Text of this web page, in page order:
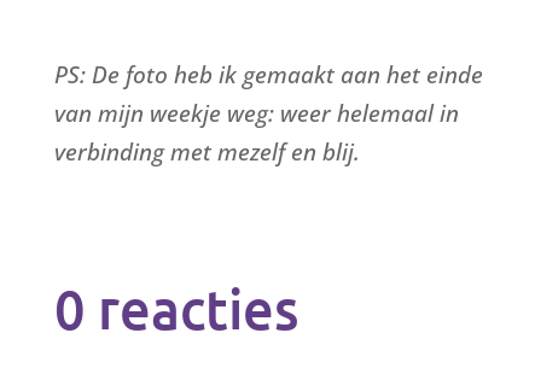
PS: De foto heb ik gemaakt aan het einde
van mijn weekje weg: weer helemaal in
verbinding met mezelf en blij.
0 reacties